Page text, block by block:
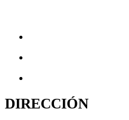
DIRECCIÓN